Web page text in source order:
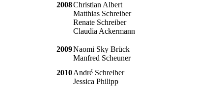
2008Christian Albert
Matthias Schreiber
Renate Schreiber
Claudia Ackermann
2009Naomi Sky Brück
Manfred Scheuner
2010André Schreiber
Jessica Philipp